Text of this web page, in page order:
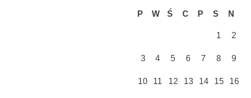
P
W Ś C P S N
1 2
3 4 5 6 7 8 9
10 11 12 13 14 15 16